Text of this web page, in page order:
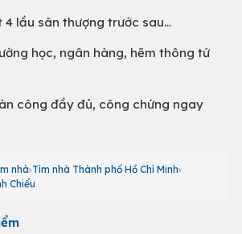
lầu sân thượng trước sau...
học, ngân hàng, hẽm thông tứ
công đầy đủ, công chứng ngay
nhà Tìm nhà Thành phố Hồ Chí Minh
Chiểu